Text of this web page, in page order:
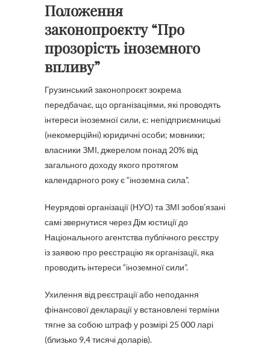
Положення
законопроєкту “Про
прозорість іноземного
впливу”
Грузинський законопроєкт зокрема
передбачає, що організаціями, які проводять
інтереси іноземної сили, є: непідприємницькі
(некомерційні) юридичні особи; мовники;
власники ЗМІ, джерелом понад 20% від
загального доходу якого протягом
календарного року є “іноземна сила”.
Неурядові організації (НУО) та ЗМІ зобов’язані
самі звернутися через Дім юстиції до
Національного агентства публічного реєстру
із заявою про реєстрацію як організації, яка
проводить інтереси “іноземної сили”.
Ухилення від реєстрації або неподання
фінансової декларації у встановлені терміни
тягне за собою штраф у розмірі 25 000 ларі
(близько 9,4 тисячі доларів).